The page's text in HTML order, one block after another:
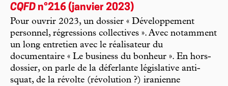
CQFD n°216 (janvier 2023)
Pour ouvrir 2023, un dossier « Développement
personnel, régressions collectives ». Avec notamment
un long entretien avec le réalisateur du
documentaire « Le business du bonheur ». En hors-
dossier, on parle de la déferlante législative anti-
squat, de la révolte (révolution ?) iranienne